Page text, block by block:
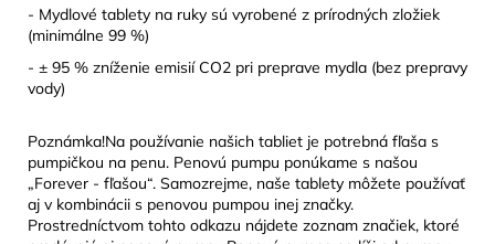
- Mydlové tablety na ruky sú vyrobené z prírodných zložiek
(minimálne 99 %)
- ± 95 % zníženie emisií CO2 pri preprave mydla (bez prepravy
vody)
Poznámka!Na používanie našich tabliet je potrebná fľaša s
pumpičkou na penu. Penovú pumpu ponúkame s našou
„Forever - fľašou“. Samozrejme, naše tablety môžete používať
aj v kombinácii s penovou pumpou inej značky.
Prostredníctvom tohto odkazu nájdete zoznam značiek, ktoré